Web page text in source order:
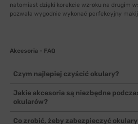
natomiast dzięki korekcie wzroku na drugim
pozwala wygodnie wykonać perfekcyjny
Akcesoria - FAQ
Czym najlepiej czyścić okulary?
ściereczkę z mikrofibry. Taki materiał jest
oraz pokrywających ją powłok
Jakie akcesoria są niezbędne
okularów?
Co zrobić, żeby zabezpieczyć